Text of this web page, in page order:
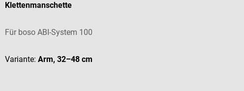
Klettenmanschette
Für boso ABI-System 100
Variante: Arm, 32–48 cm